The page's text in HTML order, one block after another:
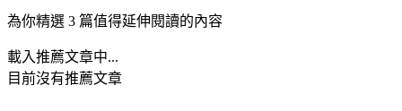
為你精選 3 篇值得延伸閱讀的內容
載入推薦文章中...
目前沒有推薦文章